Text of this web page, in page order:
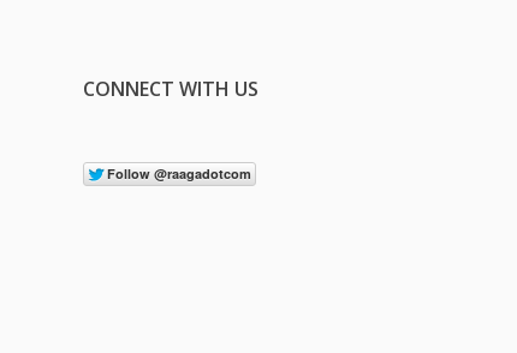
CONNECT WITH US